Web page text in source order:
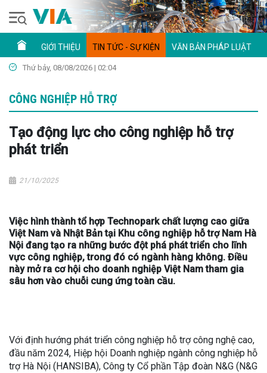
GIỚI THIỆU TIN TỨC - SỰ KIỆN VĂN BẢN PHÁP LUẬT
Thứ bảy, 08/08/2026 | 02:04
CÔNG NGHIỆP HỖ TRỢ
Tạo động lực cho công nghiệp hỗ trợ
phát triển
21/10/2025
Việc hình thành tổ hợp Technopark chất lượng cao giữa
Việt Nam và Nhật Bản tại Khu công nghiệp hỗ trợ Nam Hà
Nội đang tạo ra những bước đột phá phát triển cho lĩnh
vực công nghiệp, trong đó có ngành hàng không. Điều
này mở ra cơ hội cho doanh nghiệp Việt Nam tham gia
sâu hơn vào chuỗi cung ứng toàn cầu.
Với định hướng phát triển công nghiệp hỗ trợ công nghệ cao,
đầu năm 2024, Hiệp hội Doanh nghiệp ngành công nghiệp hỗ
trợ Hà Nội (HANSIBA), Công ty Cổ phần Tập đoàn N&G (N&G